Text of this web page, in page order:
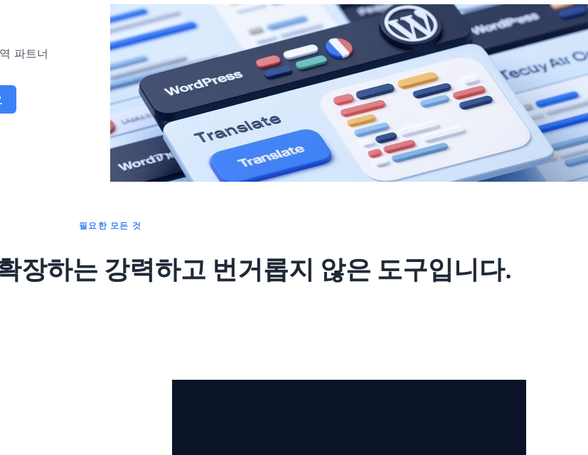
파트너
필요한 모든 것
장하는 강력하고 번거롭지 않은 도구입니다.